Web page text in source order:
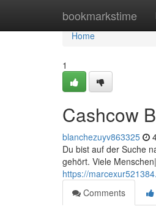
bookmarkstime
Home
Home
1
Cashcow
blanchezuyv863325
Du bist auf der Suche
gehört. Viele
https://
Comments